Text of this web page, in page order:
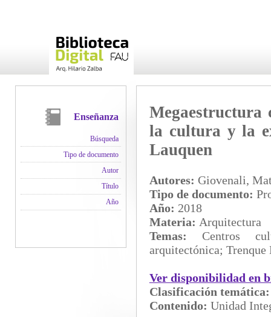
Enseñanza
Búsqueda
Tipo de documento
Autor
Título
Año
la cultura y la
Lauquen
Autores: Giovenali,
Tipo de documento:
Año: 2018
Materia: Arquitectura
Temas: Centros
arquitectónica; Trenque
Ver disponibilidad en
Clasificación
Contenido: Unidad